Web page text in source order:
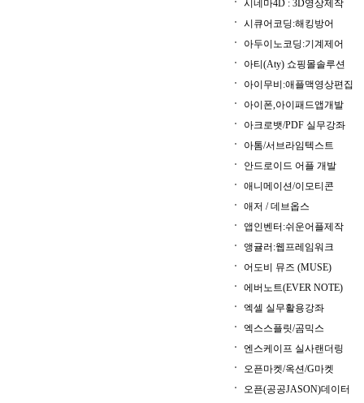
시네마4D : 3D영상제작
시큐어코딩:해킹방어
아두이노코딩:기계제어
아티(Aty) 쇼핑몰솔루션
아이무비:애플맥영상편집
아이폰,아이패드앱개발
아크로뱃/PDF 실무강좌
아톰/서브라임텍스트
안드로이드 어플 개발
애니메이션/이모티콘
애저 / 데브옵스
앱인벤터:쉬운어플제작
앵귤러:웹프레임워크
어도비 뮤즈 (MUSE)
에버노트(EVER NOTE)
엑셀 실무활용강좌
엑스스플릿/곰믹스
엔스케이프 실사랜더링
오픈마켓/옥션/G마켓
오픈(공공JASON)데이터